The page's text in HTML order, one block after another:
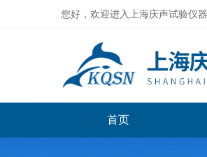
您好，欢迎进入上海庆声试验仪
首页